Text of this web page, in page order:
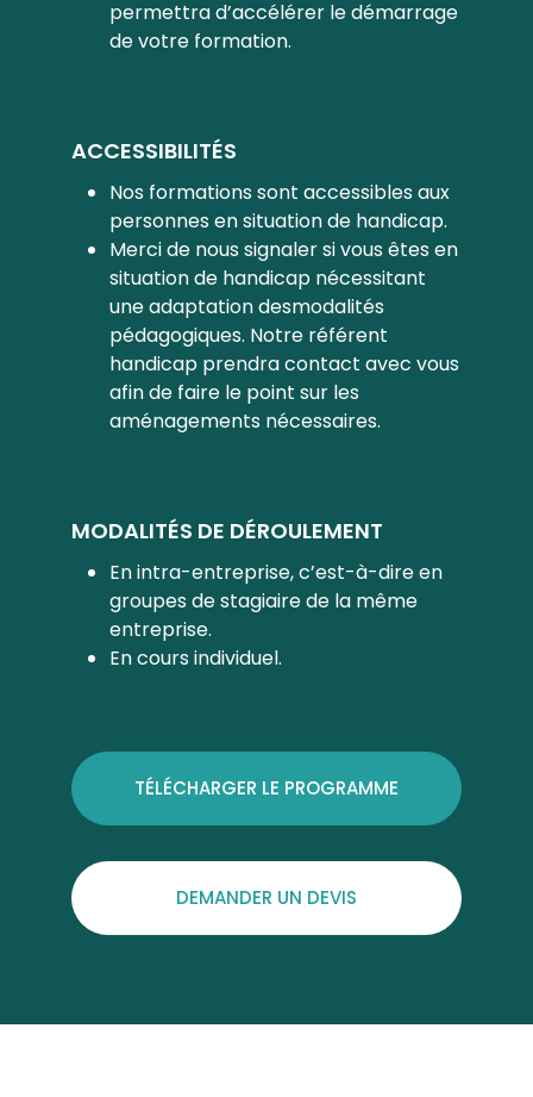
permettra d’accélérer le démarrage
de votre formation.
ACCESSIBILITÉS
Nos formations sont accessibles aux
personnes en situation de handicap.
Merci de nous signaler si vous êtes en
situation de handicap nécessitant
une adaptation desmodalités
pédagogiques. Notre référent
handicap prendra contact avec vous
afin de faire le point sur les
aménagements nécessaires.
MODALITÉS DE DÉROULEMENT
En intra-entreprise, c’est-à-dire en
groupes de stagiaire de la même
entreprise.
En cours individuel.
TÉLÉCHARGER LE PROGRAMME
DEMANDER UN DEVIS